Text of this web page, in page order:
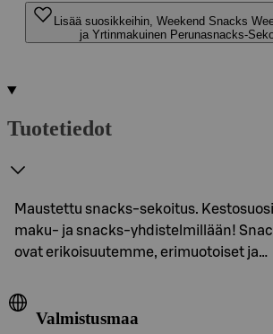
Lisää suosikkeihin, Weekend Snacks
ja Yrtinmakuinen Perunasnacks-
Tuotetiedot
Maustettu snacks-sekoitus.
maku- ja snacks-yhdistelmillään!
ovat erikoisuutemme, erimuotoiset ja…
Valmistusmaa